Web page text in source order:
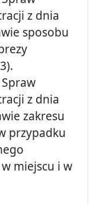
z dnia
sposobu
z dnia
zakresu
przypadku
miejscu i w